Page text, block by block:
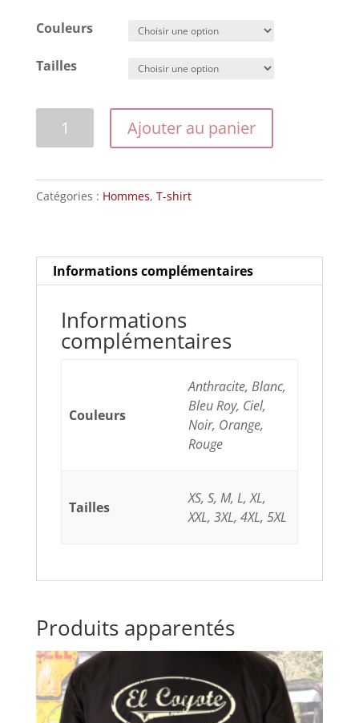
Couleurs
Tailles
Rockers
oval
Ajouter au panier
Catégories : Hommes, T-shirt
Informations complémentaires
Informations
complémentaires
Couleurs
Anthracite, Blanc,
Bleu Roy, Ciel,
Noir, Orange,
Rouge
Tailles
XS, S, M, L, XL,
XXL, 3XL, 4XL, 5XL
Produits apparentés